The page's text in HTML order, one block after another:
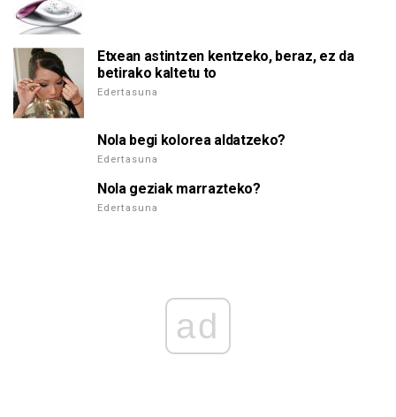
Etxean astintzen kentzeko, beraz, ez da
betirako kaltetu to
Edertasuna
Nola begi kolorea aldatzeko?
Edertasuna
Nola geziak marrazteko?
Edertasuna
ad